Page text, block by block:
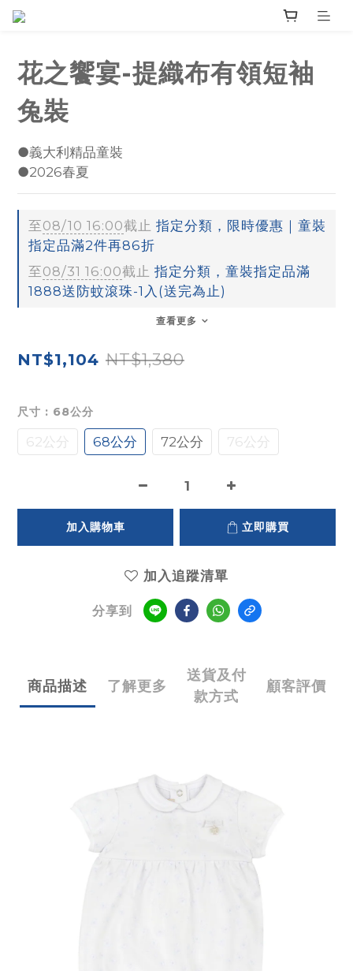
花之饗宴-提織布有領短袖
兔裝
●義大利精品童裝
●2026春夏
至08/10 16:00截止 指定分類，限時優惠｜童裝
指定品滿2件再86折
至08/31 16:00截止 指定分類，童裝指定品滿
1888送防蚊滾珠-1入(送完為止)
查看更多
NT$1,104 NT$1,380
尺寸 : 68公分
62公分 68公分 72公分 76公分
加入購物車 立即購買
加入追蹤清單
分享到
商品描述 了解更多
送貨及付
款方式
顧客評價